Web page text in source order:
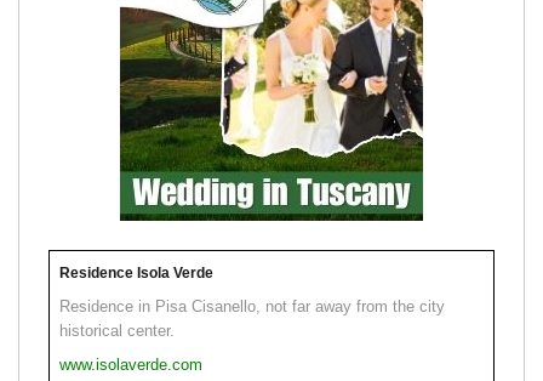
Residence Isola Verde
Residence in Pisa Cisanello, not far away from the city
historical center.
www.isolaverde.com